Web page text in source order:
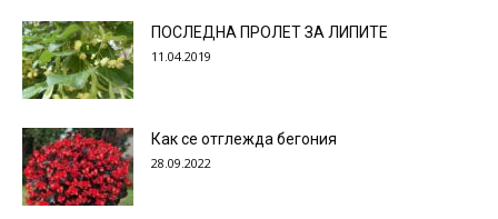
ПОСЛЕДНА ПРОЛЕТ ЗА ЛИПИТЕ
11.04.2019
Как се отглежда бегония
28.09.2022